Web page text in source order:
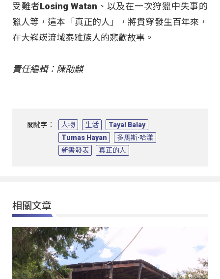
受難者Losing Watan、以及在一次狩獵中失事的
獵人等，這本「真正的人」，將貫穿發生百年來，
在大嵙崁流域泰雅族人的悲歡故事。
責任編輯：陳劭麒
關鍵字： 人物 生活
Tayal Balay
Tumas Hayan
多馬斯·哈漾
新書發表
真正的人
相關文章